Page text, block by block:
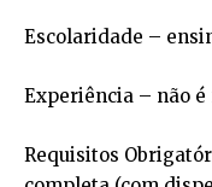
Escolaridade –
Experiência – não é
Requisitos